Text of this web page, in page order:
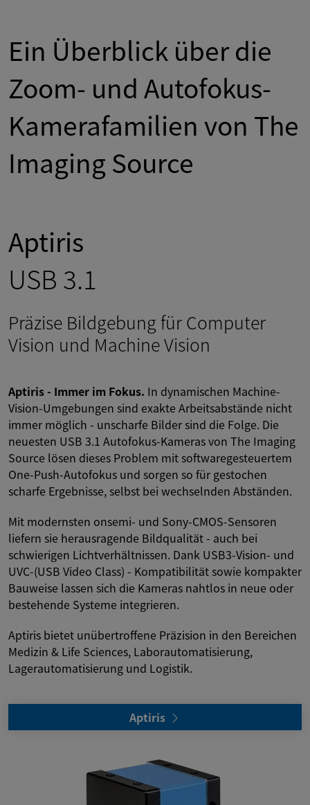
Ein Überblick über die
Zoom- und Autofokus-
Kamerafamilien von The
Imaging Source
Aptiris
USB 3.1
Präzise Bildgebung für Computer
Vision und Machine Vision
Aptiris - Immer im Fokus. In dynamischen Machine-
Vision-Umgebungen sind exakte Arbeitsabstände nicht
immer möglich - unscharfe Bilder sind die Folge. Die
neuesten USB 3.1 Autofokus-Kameras von The Imaging
Source lösen dieses Problem mit softwaregesteuertem
One-Push-Autofokus und sorgen so für gestochen
scharfe Ergebnisse, selbst bei wechselnden Abständen.
Mit modernsten onsemi- und Sony-CMOS-Sensoren
liefern sie herausragende Bildqualität - auch bei
schwierigen Lichtverhältnissen. Dank USB3-Vision- und
UVC-(USB Video Class) - Kompatibilität sowie kompakter
Bauweise lassen sich die Kameras nahtlos in neue oder
bestehende Systeme integrieren.
Aptiris bietet unübertroffene Präzision in den Bereichen
Medizin & Life Sciences, Laborautomatisierung,
Lagerautomatisierung und Logistik.
Aptiris